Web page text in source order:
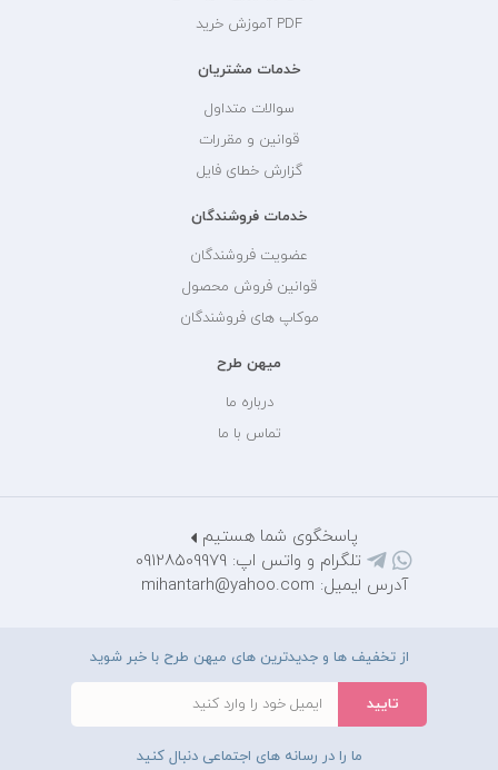
PDF آموزش خرید
خدمات مشتریان
سوالات متداول
قوانین و مقررات
گزارش خطای فایل
خدمات فروشندگان
عضویت فروشندگان
قوانین فروش محصول
موکاپ های فروشندگان
میهن طرح
درباره ما
تماس با ما
پاسخگوی شما هستیم
تلگرام و واتس اپ: 09128509979
آدرس ایمیل: mihantarh@yahoo.com
از تخفیف ها و جدیدترین های میهن طرح با خبر شوید
ما را در رسانه های اجتماعی دنبال کنید